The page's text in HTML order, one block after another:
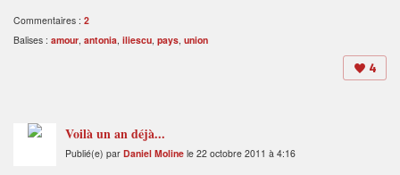
Commentaires : 2
Balises : amour, antonia, iliescu, pays, union
4
Voilà un an déjà...
Publié(e) par Daniel Moline le 22 octobre 2011 à 4:16